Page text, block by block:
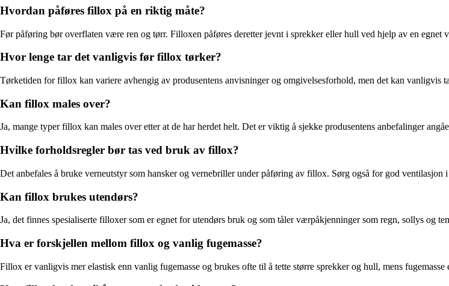
Hvordan påføres fillox på en riktig måte?
Før påføring bør overflaten være ren og tørr. Filloxen påføres deretter jevnt i sprekker eller hull ved hjelp av en egnet
Hvor lenge tar det vanligvis før fillox tørker?
Tørketiden for fillox kan variere avhengig av produsentens anvisninger og omgivelsesforhold, men det kan
Kan fillox males over?
Ja, mange typer fillox kan males over etter at de har herdet helt. Det er viktig å sjekke produsentens anbefalinger
Hvilke forholdsregler bør tas ved bruk av fillox?
Det anbefales å bruke verneutstyr som hansker og vernebriller under påføring av fillox. Sørg også for god ventilasjon
Kan fillox brukes utendørs?
Ja, det finnes spesialiserte filloxer som er egnet for utendørs bruk og som tåler værpåkjenninger som regn, sollys og
Hva er forskjellen mellom fillox og vanlig fugemasse?
Fillox er vanligvis mer elastisk enn vanlig fugemasse og brukes ofte til å tette større sprekker og hull, mens